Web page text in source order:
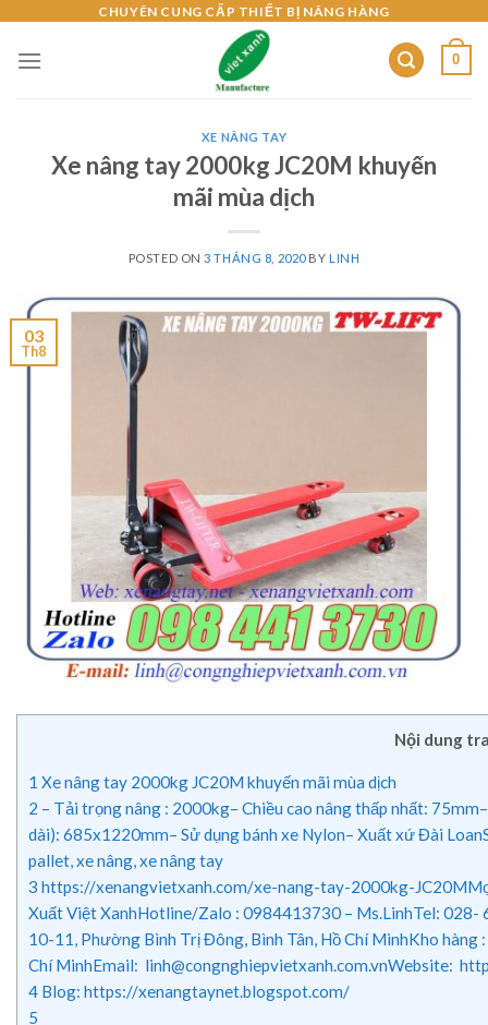
content
CHUYÊN CUNG CẤP THIẾT BỊ NÂNG HÀNG
0
XE NÂNG TAY
Xe nâng tay 2000kg JC20M khuyến
mãi mùa dịch
POSTED ON3 THÁNG 8, 2020BY LINH
03
Th8
Nội dung
1 Xe nâng tay 2000kg JC20M khuyến mãi mùa dịch
2 – Tải trọng nâng : 2000kg– Chiều cao nâng thấp nhất:
dài): 685x1220mm– Sử dụng bánh xe Nylon– Xuất xứ Đài
pallet, xe nâng, xe nâng tay
3 https://xenangvietxanh.com/xe-nang-tay-2000kg-
Xuất Việt XanhHotline/Zalo : 0984413730 – Ms.LinhTel:
10-11, Phường Bình Trị Đông, Bình Tân, Hồ Chí MinhKho
Chí MinhEmail: linh@congnghiepvietxanh.com.vnWebsite:
4 Blog: https://xenangtaynet.blogspot.com/
5